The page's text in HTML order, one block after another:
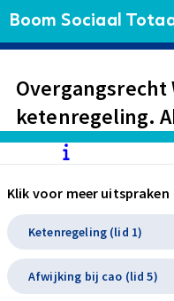
Boom Sociaal
Overgangsrecht
ketenregeling.
van ambulant
onderwijs kan
benoemingen
waarop ook
toepassing
Klik voor meer uitspraken
Ketenregeling (lid 1)
Afwijking bij cao (lid 5)